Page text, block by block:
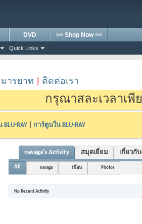
Quick Links
DVD >> Shop Now <<
ารยาท ติดต่อเรา
กรุณาสละเวลาเพี
RAY การ์ตูนใน BLU-RAY
navaga's Activity สมุดเยี่ยม เกี่ยวกั
All navaga เพื่อน Photos
No Recent Activity